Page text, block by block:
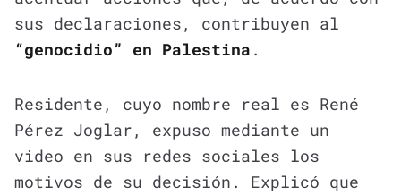
sus declaraciones, contribuyen al
“genocidio” en Palestina .
Residente, cuyo nombre real es René
Pérez Joglar, expuso mediante un
video en sus redes sociales los
motivos de su decisión. Explicó que